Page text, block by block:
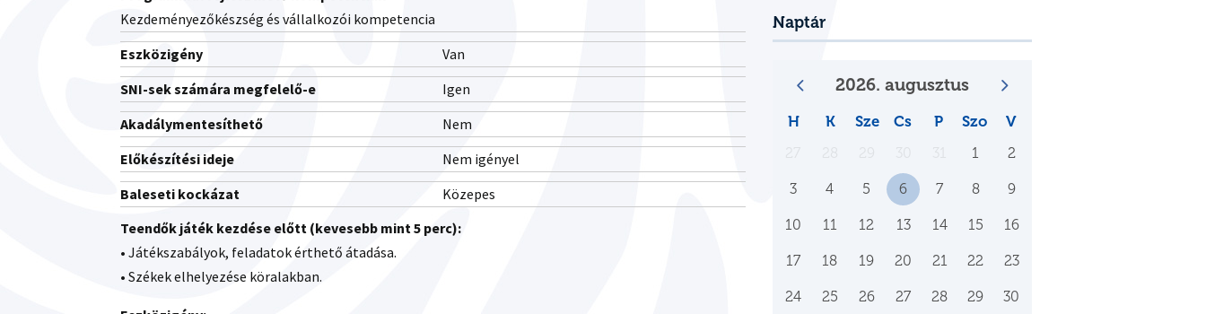
Kezdeményezőkészség és vállalkozói kompetencia
Eszközigény
Van
SNI-sek számára megfelelő-e
Igen
Akadálymentesíthető
Nem
Előkészítési ideje
Nem igényel
Baleseti kockázat
Közepes
Teendők játék kezdése előtt (kevesebb mint 5 perc):
• Játékszabályok, feladatok érthető átadása.
• Székek elhelyezése köralakban.
Naptár
2026. augusztus
H K Sze Cs P Szo V
1 2
3 4 5 6 7 8 9
10 11 12 13 14 15 16
17 18 19 20 21 22 23
24 25 26 27 28 29 30